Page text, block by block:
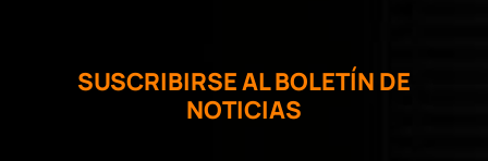
SUSCRIBIRSE AL BOLETÍN DE
NOTICIAS